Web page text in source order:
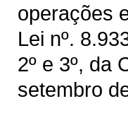
operações
Lei nº.
2º e 3º, da
setembro